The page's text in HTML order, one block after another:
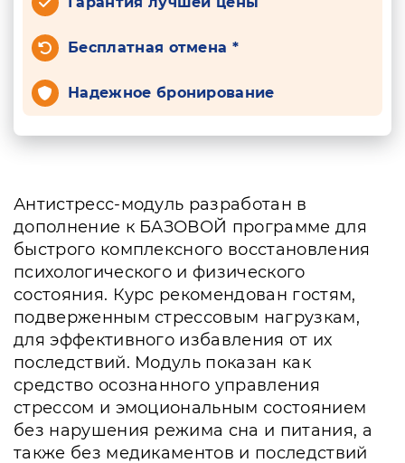
Бесплатная отмена *
Надежное бронирование
Антистресс-модуль разработан в
дополнение к БАЗОВОЙ программе для
быстрого комплексного восстановления
психологического и физического
состояния. Курс рекомендован гостям,
подверженным стрессовым нагрузкам,
для эффективного избавления от их
последствий. Модуль показан как
средство осознанного управления
стрессом и эмоциональным состоянием
без нарушения режима сна и питания, а
также без медикаментов и последствий